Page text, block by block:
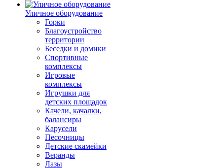
Уличное оборудование
Горки
Благоустройство
территории
Беседки и домики
Спортивные
комплексы
Игровые
комплексы
Игрушки для
детских площадок
Качели, качалки,
балансиры
Карусели
Песочницы
Детские скамейки
Веранды
Лазы